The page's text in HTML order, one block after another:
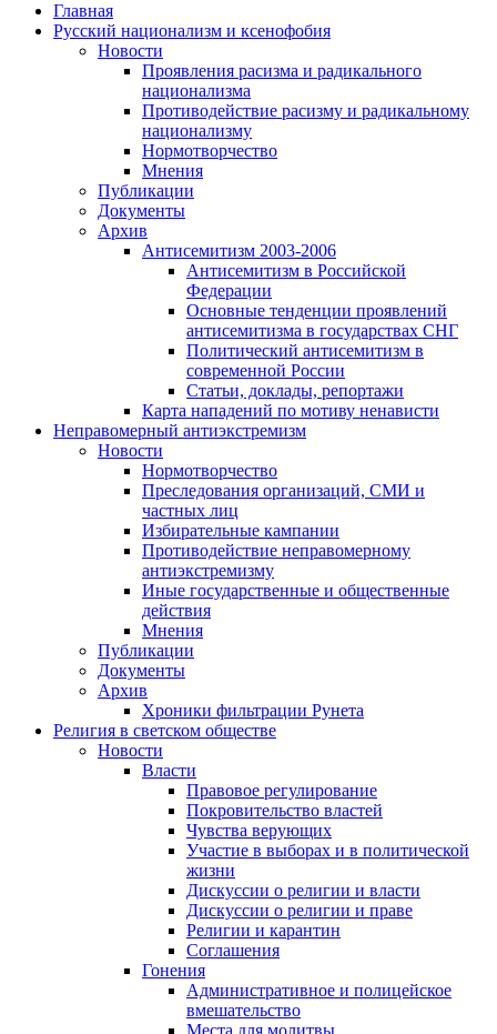
Главная
Русский национализм и ксенофобия
Новости
Проявления расизма и радикального
национализма
Противодействие расизму и радикальному
национализму
Нормотворчество
Мнения
Публикации
Документы
Архив
Антисемитизм 2003-2006
Антисемитизм в Российской
Федерации
Основные тенденции проявлений
антисемитизма в государствах СНГ
Политический антисемитизм в
современной России
Статьи, доклады, репортажи
Карта нападений по мотиву ненависти
Неправомерный антиэкстремизм
Новости
Нормотворчество
Преследования организаций, СМИ и
частных лиц
Избирательные кампании
Противодействие неправомерному
антиэкстремизму
Иные государственные и общественные
действия
Мнения
Публикации
Документы
Архив
Хроники фильтрации Рунета
Религия в светском обществе
Новости
Власти
Правовое регулирование
Покровительство властей
Чувства верующих
Участие в выборах и в политической
жизни
Дискуссии о религии и власти
Дискуссии о религии и праве
Религии и карантин
Соглашения
Гонения
Административное и полицейское
вмешательство
Места для молитвы